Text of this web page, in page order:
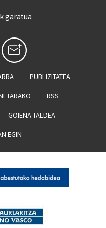
garatua
PUBLIZITATEA
RSS
GOIENA TALDEA
EGIN